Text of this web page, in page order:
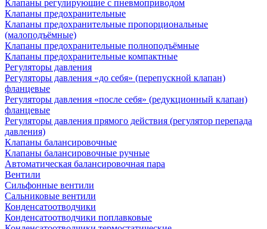
Клапаны регулирующие с пневмоприводом
Клапаны предохранительные
Клапаны предохранительные пропорциональные
(малоподъёмные)
Клапаны предохранительные полноподъёмные
Клапаны предохранительные компактные
Регуляторы давления
Регуляторы давления «до себя» (перепускной клапан)
фланцевые
Регуляторы давления «после себя» (редукционный клапан)
фланцевые
Регуляторы давления прямого действия (регулятор перепада
давления)
Клапаны балансировочные
Клапаны балансировочные ручные
Автоматическая балансировочная пара
Вентили
Сильфонные вентили
Сальниковые вентили
Конденсатоотводчики
Конденсатоотводчики поплавковые